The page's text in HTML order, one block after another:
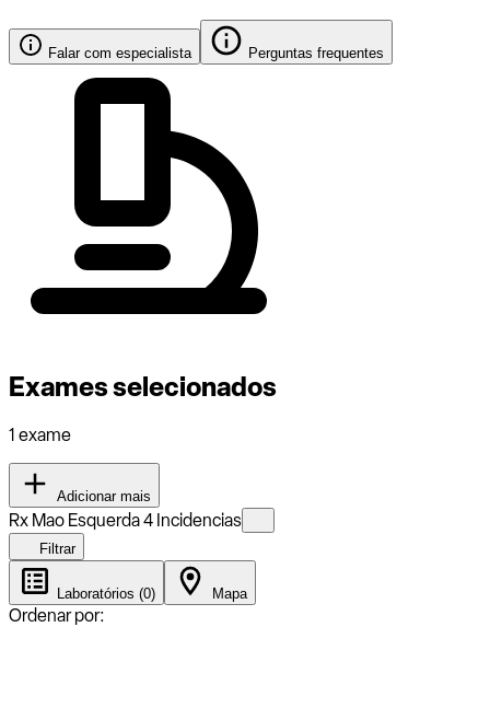
Falar com especialista Perguntas frequentes
Exames selecionados
1 exame
Adicionar mais
Rx Mao Esquerda 4 Incidencias
Filtrar
Laboratórios (0) Mapa
Ordenar por: